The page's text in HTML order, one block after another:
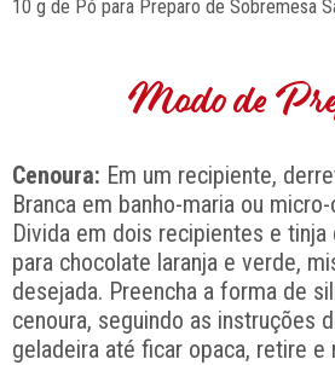
10 g de Pó para Preparo de Sobremesa
Modo de
Cenoura: Em um recipiente,
Branca em banho-maria ou
Divida em dois recipientes e
para chocolate laranja e verde,
desejada. Preencha a forma de
cenoura, seguindo as instruções
geladeira até ficar opaca, retire e